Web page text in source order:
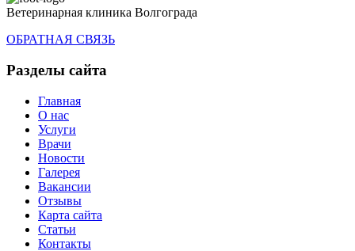
Ветеринарная клиника Волгограда
ОБРАТНАЯ СВЯЗЬ
Разделы сайта
Главная
О нас
Услуги
Врачи
Новости
Галерея
Вакансии
Отзывы
Карта сайта
Статьи
Контакты